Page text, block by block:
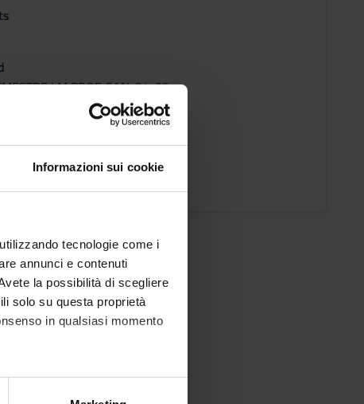
Informazioni sui cookie
tecnologie come i
annunci e contenuti
la possibilità di scegliere
solo su questa proprietà
in qualsiasi momento
metro,
LM PROF. SAN. 24-25
timetable